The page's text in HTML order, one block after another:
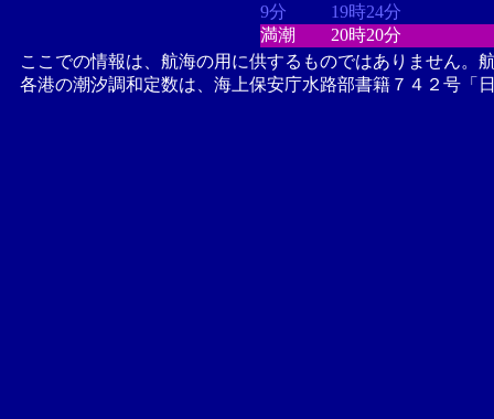
9分
19時24分
満潮
20時20分
ここでの情報は、航海の用に供するものではありません。
各港の潮汐調和定数は、海上保安庁水路部書籍７４２号「